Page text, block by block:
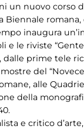
un nuovo corso
Biennale
inaugura
e le riviste “Gente
dalle prime tele
del
alle
della
e critico